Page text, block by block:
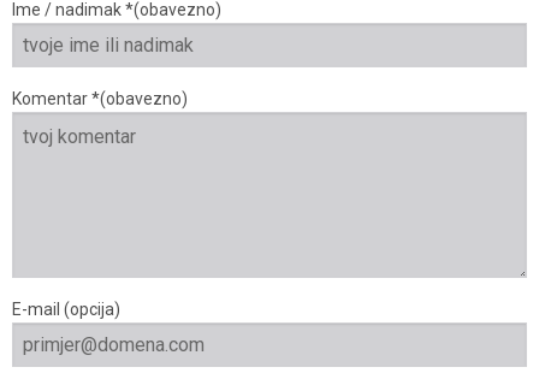
Ime / nadimak *(obavezno)
Komentar *(obavezno)
E-mail (opcija)